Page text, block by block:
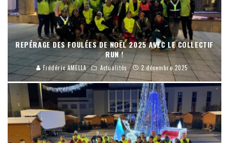
REPÉRAGE DES FOULÉES DE NOËL 2025 AVEC LE COLLECTIF
RUN !
Frédéric AMELLA Actualités 2 décembre 2025